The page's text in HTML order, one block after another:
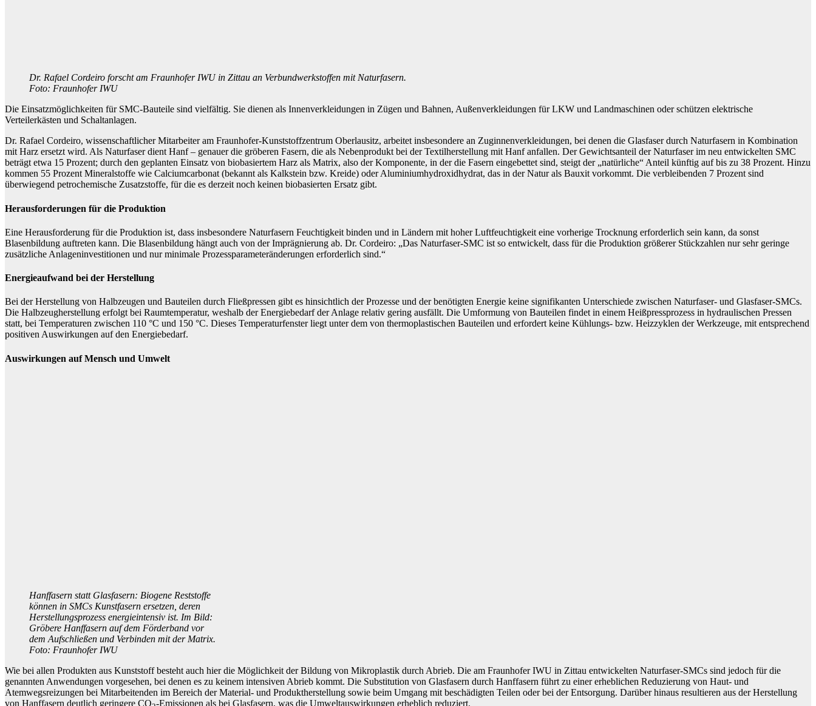
Dr. Rafael Cordeiro forscht am Fraunhofer IWU in Zittau an Verbundwerkstoffen mit Naturfasern.
Foto: Fraunhofer IWU
Die Einsatzmöglichkeiten für SMC-Bauteile sind vielfältig. Sie dienen als Innenverkleidungen in Zügen und Bahnen, Außenverkleidungen für LKW und Landmaschinen oder schützen elektrische
Verteilerkästen und Schaltanlagen.
Dr. Rafael Cordeiro, wissenschaftlicher Mitarbeiter am Fraunhofer-Kunststoffzentrum Oberlausitz, arbeitet insbesondere an Zuginnenverkleidungen, bei denen die Glasfaser durch Naturfasern in Kombination
mit Harz ersetzt wird. Als Naturfaser dient Hanf – genauer die gröberen Fasern, die als Nebenprodukt bei der Textilherstellung mit Hanf anfallen. Der Gewichtsanteil der Naturfaser im neu entwickelten SMC
beträgt etwa 15 Prozent; durch den geplanten Einsatz von biobasiertem Harz als Matrix, also der Komponente, in der die Fasern eingebettet sind, steigt der „natürliche“ Anteil künftig auf bis zu 38 Prozent. Hinzu
kommen 55 Prozent Mineralstoffe wie Calciumcarbonat (bekannt als Kalkstein bzw. Kreide) oder Aluminiumhydroxidhydrat, das in der Natur als Bauxit vorkommt. Die verbleibenden 7 Prozent sind
überwiegend petrochemische Zusatzstoffe, für die es derzeit noch keinen biobasierten Ersatz gibt.
Herausforderungen für die Produktion
Eine Herausforderung für die Produktion ist, dass insbesondere Naturfasern Feuchtigkeit binden und in Ländern mit hoher Luftfeuchtigkeit eine vorherige Trocknung erforderlich sein kann, da sonst
Blasenbildung auftreten kann. Die Blasenbildung hängt auch von der Imprägnierung ab. Dr. Cordeiro: „Das Naturfaser-SMC ist so entwickelt, dass für die Produktion größerer Stückzahlen nur sehr geringe
zusätzliche Anlageninvestitionen und nur minimale Prozessparameteränderungen erforderlich sind.“
Energieaufwand bei der Herstellung
Bei der Herstellung von Halbzeugen und Bauteilen durch Fließpressen gibt es hinsichtlich der Prozesse und der benötigten Energie keine signifikanten Unterschiede zwischen Naturfaser- und Glasfaser-SMCs.
Die Halbzeugherstellung erfolgt bei Raumtemperatur, weshalb der Energiebedarf der Anlage relativ gering ausfällt. Die Umformung von Bauteilen findet in einem Heißpressprozess in hydraulischen Pressen
statt, bei Temperaturen zwischen 110 °C und 150 °C. Dieses Temperaturfenster liegt unter dem von thermoplastischen Bauteilen und erfordert keine Kühlungs- bzw. Heizzyklen der Werkzeuge, mit entsprechend
positiven Auswirkungen auf den Energiebedarf.
Auswirkungen auf Mensch und Umwelt
Hanffasern statt Glasfasern: Biogene Reststoffe
können in SMCs Kunstfasern ersetzen, deren
Herstellungsprozess energieintensiv ist. Im Bild:
Gröbere Hanffasern auf dem Förderband vor
dem Aufschließen und Verbinden mit der Matrix.
Foto: Fraunhofer IWU
Wie bei allen Produkten aus Kunststoff besteht auch hier die Möglichkeit der Bildung von Mikroplastik durch Abrieb. Die am Fraunhofer IWU in Zittau entwickelten Naturfaser-SMCs sind jedoch für die
genannten Anwendungen vorgesehen, bei denen es zu keinem intensiven Abrieb kommt. Die Substitution von Glasfasern durch Hanffasern führt zu einer erheblichen Reduzierung von Haut- und
Atemwegsreizungen bei Mitarbeitenden im Bereich der Material- und Produktherstellung sowie beim Umgang mit beschädigten Teilen oder bei der Entsorgung. Darüber hinaus resultieren aus der Herstellung
von Hanffasern deutlich geringere CO -Emissionen als bei Glasfasern, was die Umweltauswirkungen erheblich reduziert.